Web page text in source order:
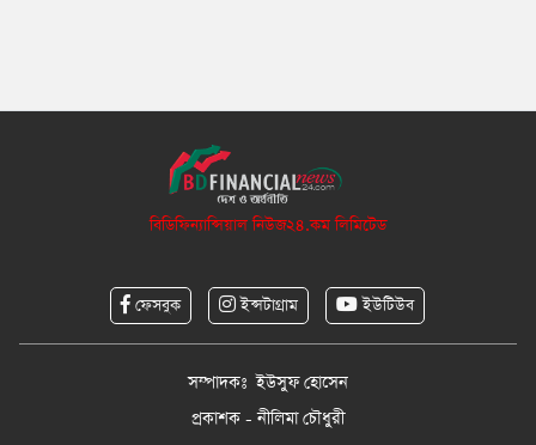
বিডিফিন্যান্সিয়াল নিউজ২৪.কম লিমিটেড
ফেসবুক ইন্সটাগ্রাম ইউটিউব
সম্পাদকঃ ইউসুফ হোসেন
প্রকাশক - নীলিমা চৌধুরী